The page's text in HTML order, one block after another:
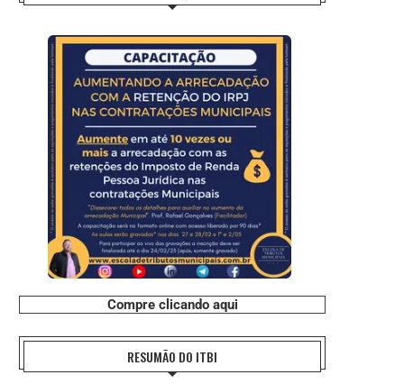
Compre clicando aqui
RESUMÃO DO ITBI